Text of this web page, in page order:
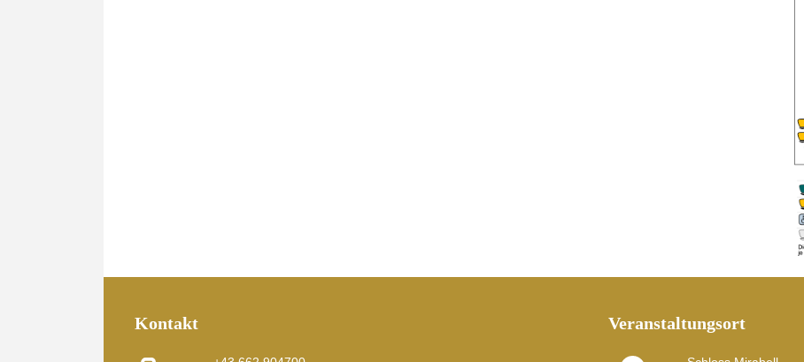
Kontakt Veranstaltungsort